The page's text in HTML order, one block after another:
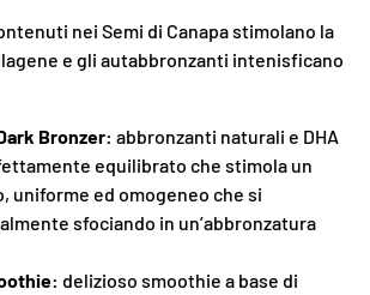
nei Semi di Canapa stimolano la
e gli autabbronzanti intenisficano
Bronzer: abbronzanti naturali e DHA
equilibrato che stimola un
uniforme ed omogeneo che si
sfociando in un’abbronzatura
delizioso smoothie a base di